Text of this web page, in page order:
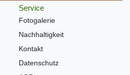
Service
Fotogalerie
Nachhaltigkeit
Kontakt
Datenschutz